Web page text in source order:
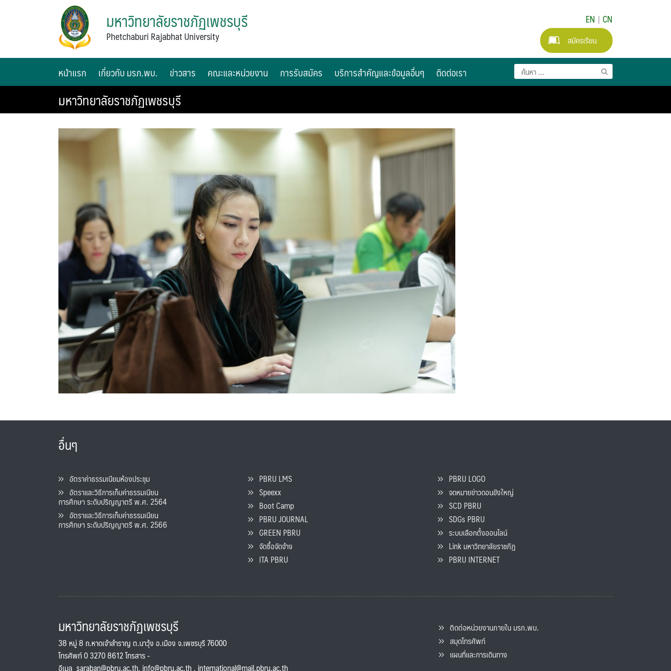
มหาวิทยาลัยราชภัฏเพชรบุรี
Phetchaburi Rajabhat University
EN | CN
สมัครเรียน
หน้าแรก เกี่ยวกับ มรภ.พบ. ข่าวสาร คณะและหน่วยงาน การรับสมัคร บริการสำคัญและข้อมูลอื่นๆ ติดต่อเรา
มหาวิทยาลัยราชภัฏเพชรบุรี
อื่นๆ
อัตราค่าธรรมเนียมห้องประชุม
อัตราและวิธีการเก็บค่าธรรมเนียน
การศึกษา ระดับปริญญาตรี พ.ศ. 2564
อัตราและวิธีการเก็บค่าธรรมเนียน
การศึกษา ระดับปริญญาตรี พ.ศ. 2566
PBRU LMS
Speexx
Boot Camp
PBRU JOURNAL
GREEN PBRU
จัดซื้อจัดจ้าง
ITA PBRU
PBRU LOGO
จดหมายข่าวดอนขังใหญ่
SCD PBRU
SDGs PBRU
ระบบเลือกตั้งออนไลน์
Link มหาวิทยาลัยราชภัฏ
PBRU INTERNET
มหาวิทยาลัยราชภัฏเพชรบุรี
38 หมู่ 8 ถ.หาดเจ้าสำราญ ต.นาวุ้ง อ.เมือง จ.เพชรบุรี 76000
โทรศัพท์ 0 3270 8612 โทรสาร -
อีเมล saraban@pbru.ac.th, info@pbru.ac.th , international@mail.pbru.ac.th
ติดต่อหน่วยงานภายใน มรภ.พบ.
สมุดโทรศัพท์
แผนที่และการเดินทาง